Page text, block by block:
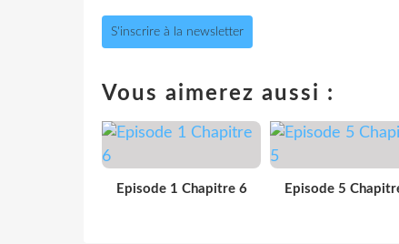
S'inscrire à la newsletter
Vous aimerez aussi :
Episode 1 Chapitre 6 Episode 5